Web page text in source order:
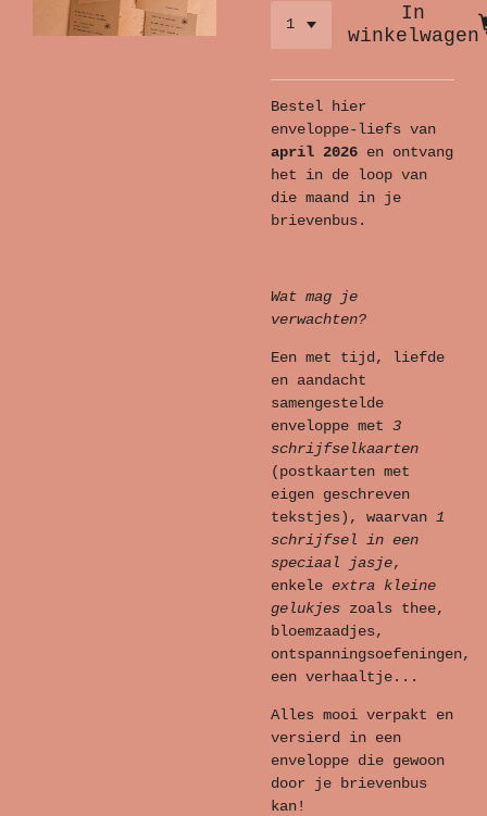
In
winkelwagen
Bestel hier
enveloppe-liefs van
april 2026 en ontvang
het in de loop van
die maand in je
brievenbus.
Wat mag je
verwachten?
Een met tijd, liefde
en aandacht
samengestelde
enveloppe met 3
schrijfselkaarten
(postkaarten met
eigen geschreven
tekstjes), waarvan 1
schrijfsel in een
speciaal jasje,
enkele extra kleine
gelukjes zoals thee,
bloemzaadjes,
ontspanningsoefeningen,
een verhaaltje...
Alles mooi verpakt en
versierd in een
enveloppe die gewoon
door je brievenbus
kan!